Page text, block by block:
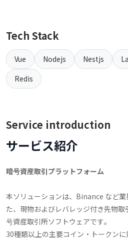
Tech Stack
Vue Nodejs Nestjs
Redis
Service introduction
サービス紹介
暗号資産取引プラットフォーム
本ソリューションは、Binance など
た、現物およびレバレッジ付き先物
号資産取引所ソフトウェアです。
30種類以上の主要コイン・トークン